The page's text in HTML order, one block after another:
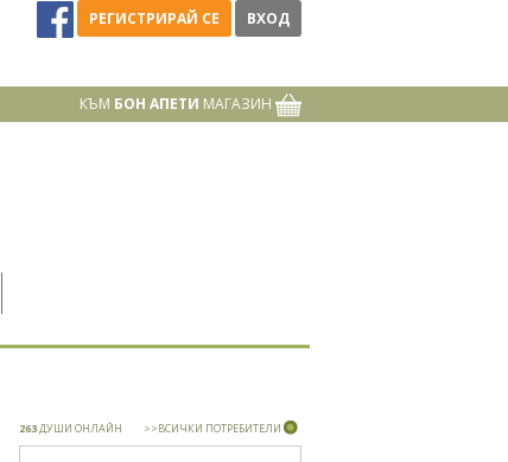
РЕГИСТРИРАЙ СЕ ВХОД
КЪМ БОН АПЕТИ МАГАЗИН
263ДУШИ ОНЛАЙН >>ВСИЧКИ ПОТРЕБИТЕЛИ